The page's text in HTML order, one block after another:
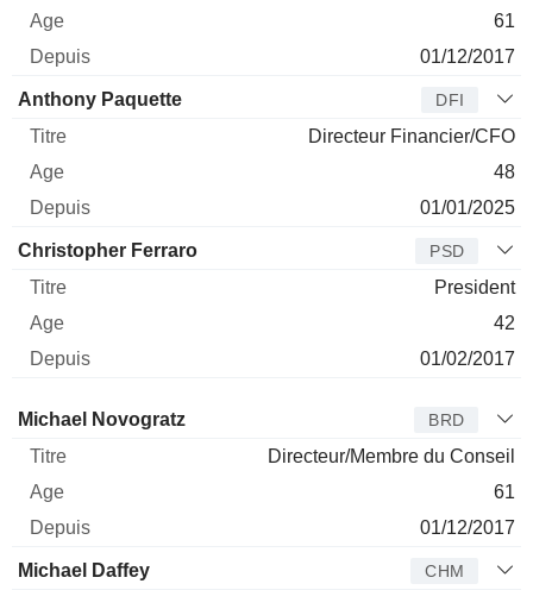
61
01/12/2017
Anthony Paquette DFI
Directeur Financier/CFO
48
01/01/2025
Christopher Ferraro PSD
President
42
01/02/2017
Administrateur Titre
Michael Novogratz BRD
Directeur/Membre du Conseil
61
01/12/2017
Michael Daffey CHM